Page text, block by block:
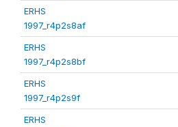
ERHS
1997_r4p2s8af
ERHS
1997_r4p2s8bf
ERHS
1997_r4p2s9f
ERHS